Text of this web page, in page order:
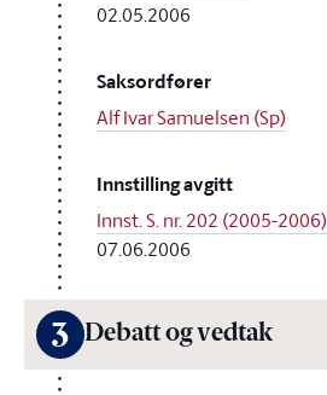
02.05.2006
Saksordfører
Alf Ivar Samuelsen (Sp)
Innstilling avgitt
Innst. S. nr. 202 (2005-2006)
07.06.2006
3 Debatt og vedtak